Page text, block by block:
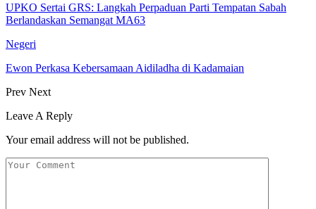
UPKO Sertai GRS: Langkah Perpaduan Parti Tempatan Sabah
Berlandaskan Semangat MA63
Negeri
Ewon Perkasa Kebersamaan Aidiladha di Kadamaian
Prev Next
Leave A Reply
Your email address will not be published.